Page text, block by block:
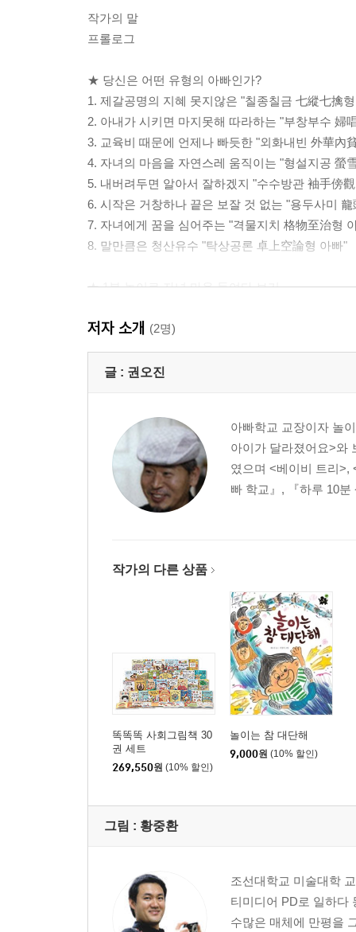
작가의 말
프롤로그
★ 당신은 어떤 유형의 아빠인가?
1. 제갈공명의 지혜 못지않은 "칠종칠금 七縱七擒
2. 아내가 시키면 마지못해 따라하는 "부창부수 婦
3. 교육비 때문에 언제나 빠듯한 "외화내빈 外華內
4. 자녀의 마음을 자연스레 움직이는 "형설지공 螢
5. 내버려두면 알아서 잘하겠지 "수수방관 袖手傍
6. 시작은 거창하나 끝은 보잘 것 없는 "용두사미
7. 자녀에게 꿈을 심어주는 "격물지치 格物至治형
8. 말만큼은 청산유수 "탁상공론 卓上空論형 아빠"
★ 1분 놀이로 자녀 마음 들여다 보기
1. 조물조물 만들며 즐기는 1분 놀이 (9개)
2. 머리 쓰며 즐기는 1분 놀이 (10개)
3. 집안의 사물이나 소품을 이용하는 1분 놀이 (10
2) 아빠와 아이의 컨디션이나 기분에 따른 1분 놀이
5. 아빠가 힘이 절로 나는 1분 놀이 (9개)
6. 아이 기분 띄워 주는 1분 놀이 (10개)
7. 조금만 움직여도 재미있는 1분 놀이 (8개)
8. 많이 움직여서 재미있는 1분 놀이 (12개)
9. 집 밖에서 즐기는 1분 놀이 (6개)
★ 좋은 아빠가 되기 위한 마음 열기
★ '아이사랑, 가족사랑을 실천하는 10계명'
에필로그
저자 소개 (2명)
글 : 권오진
아빠학교 교장이자 놀
아이가 달라졌어요>와
였으며 <베이비 트리>,
빠 학교』, 『하루 10
작가의 다른 상품
똑똑똑 사회그림책 30
권 세트
269,550원 (10% 할인)
놀이는 참 대단해
9,000원 (10% 할인)
그림 : 황중환
조선대학교 미술대학
티미디어 PD로 일하다
수많은 매체에 만평을